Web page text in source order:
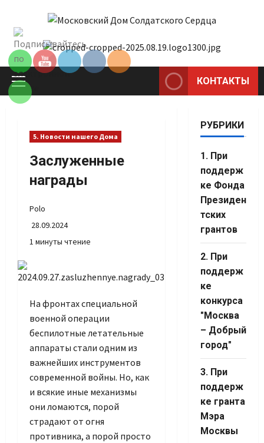
содержимому
Основное
меню
КОНТАКТЫ
5. Новости нашего Дома
Заслуженные
награды
Polo
28.09.2024
1 минуты чтение
На фронтах специальной
военной операции
беспилотные летательные
аппараты стали одним из
важнейших инструментов
современной войны. Но, как
и всякие иные механизмы
они ломаются, порой
страдают от огня
противника, а порой просто
РУБРИКИ
1. При
поддерж
ке Фонда
Президен
тских
грантов
2. При
поддерж
ке
конкурса
"Москва
– Добрый
город"
3. При
поддерж
ке гранта
Мэра
Москвы
Set Youtube
Channel ID